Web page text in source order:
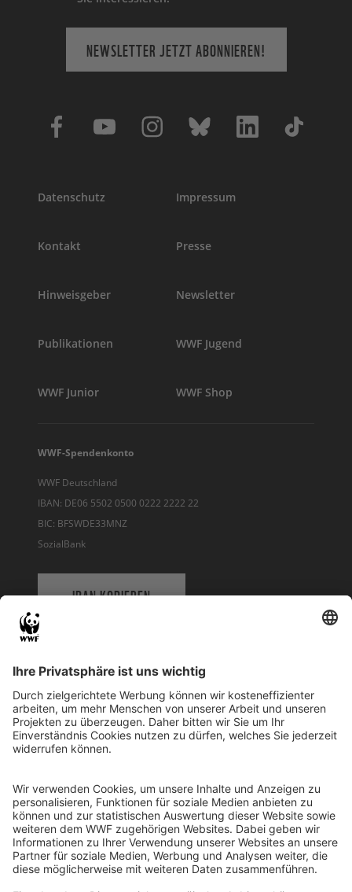
NEWSLETTER JETZT ABONNIEREN!
Datenschutz Impressum
Kontakt Presse
Hinweisgeber Newsletter
Publikationen WWF Jugend
WWF Junior WWF Shop
WWF-Spendenkonto
WWF Deutschland
IBAN: DE06 5502 0500 0222 2222 22
BIC: BFSWDE33MNZ
SozialBank
IBAN KOPIEREN
WWF Deutschland
Reinhardtstr. 18
10117 Berlin
Ihre Spende kann steuerlich geltend gemacht werden
Registriert als Stiftung WWF Deutschland, Senatsverwaltung für
Justiz Berlin, Az: 3416/976/2
Umsatzsteuer-Identifikationsnummer: DE 114236103